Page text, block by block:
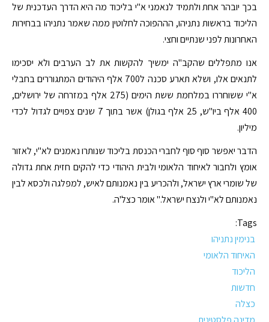
בכך יובהר אחת ולתמיד לנאמני א"י בליכוד מה היא הדרך העדכנית של
הליכוד בראשות נתניהו, הההפוכה לחלוטין ממה שאמר נתניהו בבחירות
האחרונות לפני שנתיים וחצי.
אנו מתפללים שהקב"ה ימשיך להקשות את לב הערבים ולא יסכימו
לתנאים אלו, ושלא תארע סכנה ל700 אלף היהודים המתגוררים בחבלי
א"י ששוחררו במלחמת ששת הימים (275 אלף במזרחה של ירושלים,
400 אלף ביו"ש, 25 אלף בגולן) אשר בתוך 7 שנים צפויים לגדול לכדי
מיליון.
הדבר יאפשר סוף סוף לחברי הכנסת בליכוד שנותרו נאמנים לא"י, לאזור
אומץ ולחבור לאיחוד הלאומי ולבית היהודי כדי להקים חזית אחת גדולה
של שומרי ארץ ישראל, ולהכריע בין נאמנותם לאיש, למפלגה ולכסא לבין
נאמנותם לא"י ולנצח ישראל." אומר כצל'ה.
Tags:
בנימין נתניהו
האיחוד הלאומי
הליכוד
חדשות
כצלה